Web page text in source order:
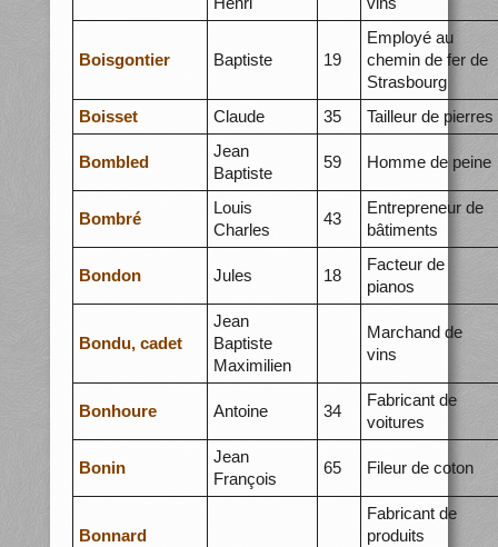
Boisgontier Baptiste 19
Employé au
chemin de fer de
Strasbourg
Boisset
Claude 35 Tailleur de pierres
Bombled
Jean
Baptiste
59 Homme de peine
Bombré
Louis
Charles
43
Entrepreneur de
bâtiments
Bondon Jules 18
Facteur de
pianos
Bondu, cadet
Jean
Baptiste
Maximilien
Marchand de
vins
Bonhoure Antoine 34
Fabricant de
voitures
Bonin
Jean
François
65 Fileur de coton
Bonnard
Fabricant de
produits